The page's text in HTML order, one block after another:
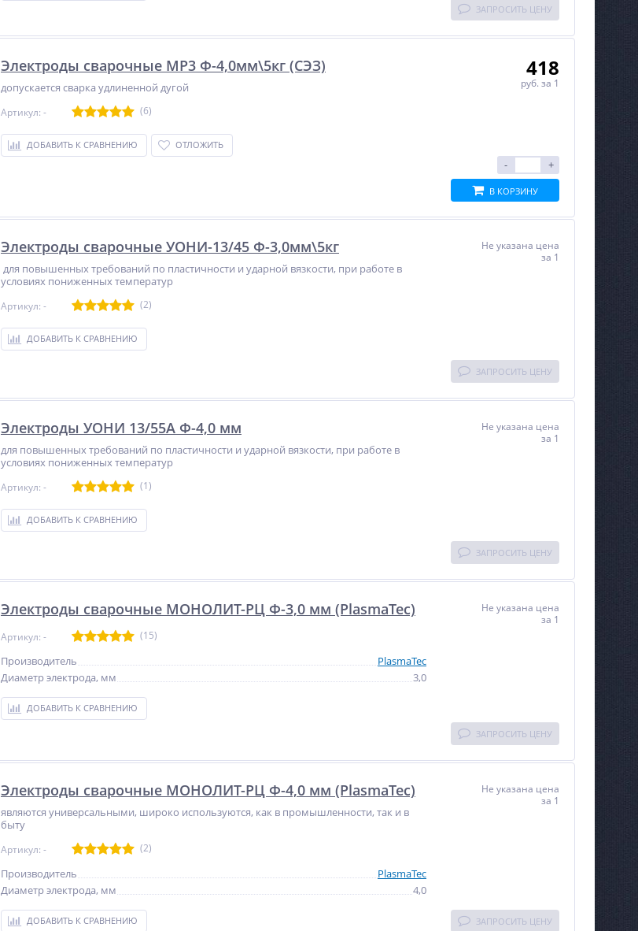
ЗАПРОСИТЬ ЦЕНУ
Электроды сварочные МР3 Ф-4,0мм\5кг (СЭЗ)
допускается сварка удлиненной дугой
Артикул: - (6)
ДОБАВИТЬ К СРАВНЕНИЮ ОТЛОЖИТЬ
418
руб. за 1
+
-
В КОРЗИНУ
Электроды сварочные УОНИ-13/45 Ф-3,0мм\5кг
для повышенных требований по пластичности и ударной вязкости, при работе в
условиях пониженных температур
Артикул: - (2)
ДОБАВИТЬ К СРАВНЕНИЮ
Не указана цена
за 1
ЗАПРОСИТЬ ЦЕНУ
Электроды УОНИ 13/55А Ф-4,0 мм
для повышенных требований по пластичности и ударной вязкости, при работе в
условиях пониженных температур
Артикул: - (1)
ДОБАВИТЬ К СРАВНЕНИЮ
Не указана цена
за 1
ЗАПРОСИТЬ ЦЕНУ
Электроды сварочные МОНОЛИТ-РЦ Ф-3,0 мм (PlasmaTec)
Артикул: - (15)
Производитель
PlasmaTec
Диаметр электрода, мм
3,0
ДОБАВИТЬ К СРАВНЕНИЮ
Не указана цена
за 1
ЗАПРОСИТЬ ЦЕНУ
Электроды сварочные МОНОЛИТ-РЦ Ф-4,0 мм (PlasmaTec)
являются универсальными, широко используются, как в промышленности, так и в
быту
Артикул: - (2)
Производитель
PlasmaTec
Диаметр электрода, мм
4,0
ДОБАВИТЬ К СРАВНЕНИЮ
Не указана цена
за 1
ЗАПРОСИТЬ ЦЕНУ